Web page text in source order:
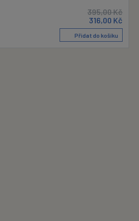
395,00Kč
316,00 Kč
Přidat do košíku